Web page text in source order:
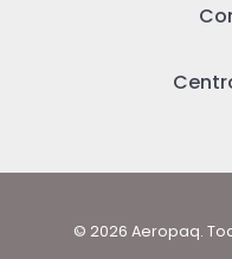
© 2026 Aeropaq.